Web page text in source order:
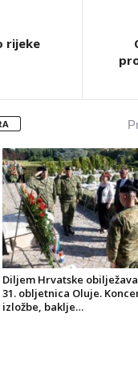
rijeke
Diljem Hrvatske
31. obljetnica Oluje.
izložbe, baklje…